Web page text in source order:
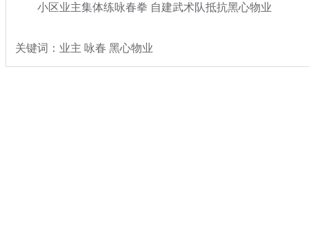
小区业主集体练咏春拳 自建武术队抵抗黑心物业
关键词：业主 咏春 黑心物业